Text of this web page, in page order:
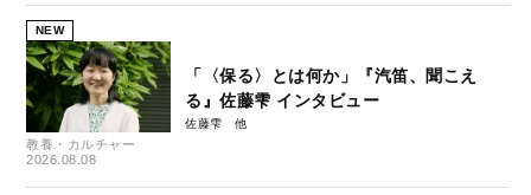
NEW
教養・カルチャー
2026.08.08
「〈保る〉とは何か」『汽笛、聞こえ
る』佐藤雫 インタビュー
佐藤雫